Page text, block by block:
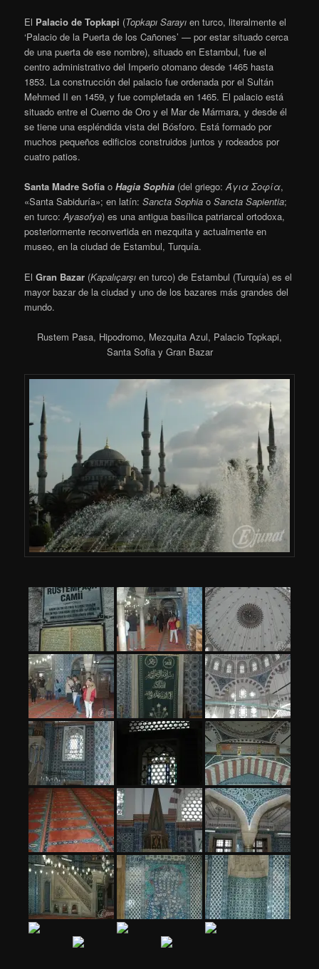
El Palacio de Topkapi (Topkapı Sarayı en turco, literalmente el
‘Palacio de la Puerta de los Cañones’ — por estar situado cerca
de una puerta de ese nombre), situado en Estambul, fue el
centro administrativo del Imperio otomano desde 1465 hasta
1853. La construcción del palacio fue ordenada por el Sultán
Mehmed II en 1459, y fue completada en 1465. El palacio está
situado entre el Cuerno de Oro y el Mar de Mármara, y desde él
se tiene una espléndida vista del Bósforo. Está formado por
muchos pequeños edificios construidos juntos y rodeados por
cuatro patios.
Santa Madre Sofía oHagia Sophia (del griego:Άγια Σοφία,
«Santa Sabiduría»; en latín:Sancta Sophia oSancta Sapientia;
en turco:Ayasofya) es una antigua basílica patriarcal ortodoxa,
posteriormente reconvertida en mezquita y actualmente en
museo, en la ciudad de Estambul, Turquía.
ElGran Bazar (Kapalıçarşı en turco) de Estambul (Turquía) es el
mayor bazar de la ciudad y uno de los bazares más grandes del
mundo.
Rustem Pasa, Hipodromo, Mezquita Azul, Palacio Topkapi,
Santa Sofia y Gran Bazar